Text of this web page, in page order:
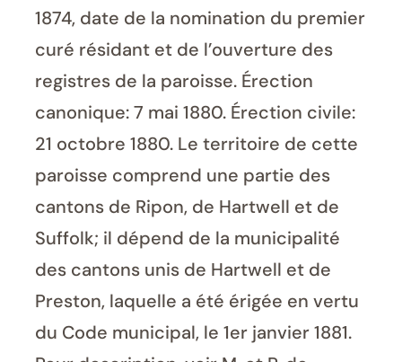
1874, date de la nomination du premier
curé résidant et de l’ouverture des
registres de la paroisse. Érection
canonique: 7 mai 1880. Érection civile:
21 octobre 1880. Le territoire de cette
paroisse comprend une partie des
cantons de Ripon, de Hartwell et de
Suffolk; il dépend de la municipalité
des cantons unis de Hartwell et de
Preston, laquelle a été érigée en vertu
du Code municipal, le 1er janvier 1881.